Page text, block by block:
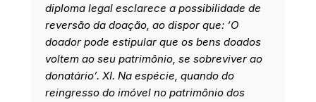
diploma legal esclarece a possibilidade de
reversão da doação, ao dispor que: ‘O
doador pode estipular que os bens doados
voltem ao seu patrimônio, se sobreviver ao
donatário’. XI. Na espécie, quando do
reingresso do imóvel no patrimônio dos